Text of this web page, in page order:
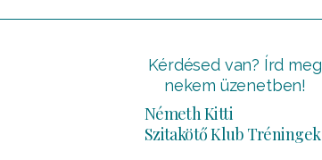
Németh Kitti
Szitakötő Klub Tréningek
Kérdésed van? Írd meg
nekem üzenetben!